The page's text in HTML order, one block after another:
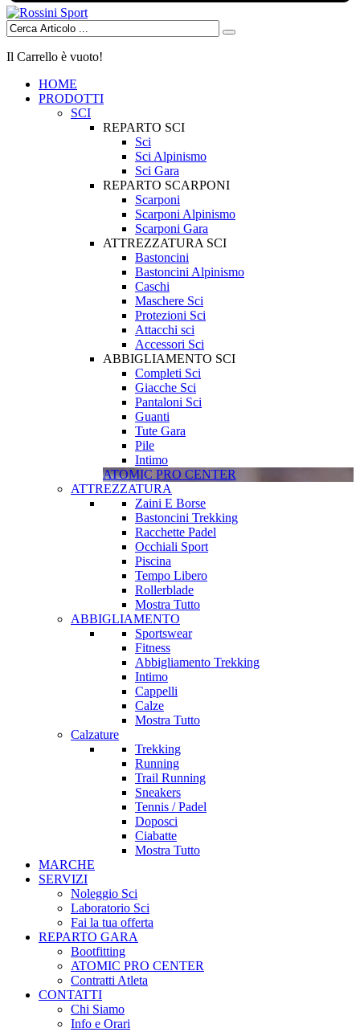
Il Carrello è vuoto!
HOME
PRODOTTI
SCI
REPARTO SCI
Sci
Sci Alpinismo
Sci Gara
REPARTO SCARPONI
Scarponi
Scarponi Alpinismo
Scarponi Gara
ATTREZZATURA SCI
Bastoncini
Bastoncini Alpinismo
Caschi
Maschere Sci
Protezioni Sci
Attacchi sci
Accessori Sci
ABBIGLIAMENTO SCI
Completi Sci
Giacche Sci
Pantaloni Sci
Guanti
Tute Gara
Pile
Intimo
ATOMIC PRO CENTER
ATTREZZATURA
Zaini E Borse
Bastoncini Trekking
Racchette Padel
Occhiali Sport
Piscina
Tempo Libero
Rollerblade
Mostra Tutto
ABBIGLIAMENTO
Sportswear
Fitness
Abbigliamento Trekking
Intimo
Cappelli
Calze
Mostra Tutto
Calzature
Trekking
Running
Trail Running
Sneakers
Tennis / Padel
Doposci
Ciabatte
Mostra Tutto
MARCHE
SERVIZI
Noleggio Sci
Laboratorio Sci
Fai la tua offerta
REPARTO GARA
Bootfitting
ATOMIC PRO CENTER
Contratti Atleta
CONTATTI
Chi Siamo
Info e Orari